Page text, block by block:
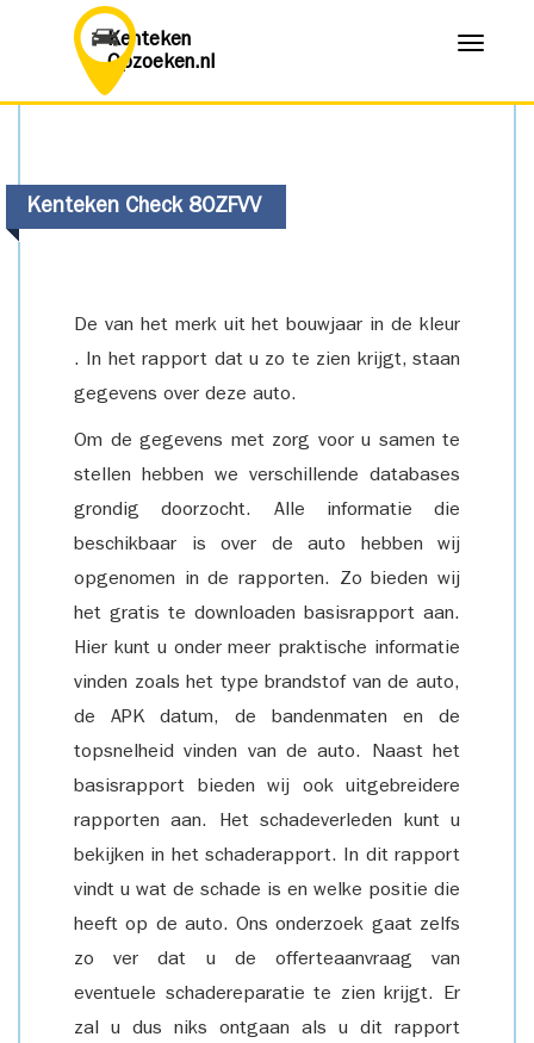
Kenteken
Opzoeken.nl
Menu
Kenteken Check 80ZFVV
De van het merk uit het bouwjaar in de kleur
. In het rapport dat u zo te zien krijgt, staan
gegevens over deze auto.
Om de gegevens met zorg voor u samen te
stellen hebben we verschillende databases
grondig doorzocht. Alle informatie die
beschikbaar is over de auto hebben wij
opgenomen in de rapporten. Zo bieden wij
het gratis te downloaden basisrapport aan.
Hier kunt u onder meer praktische informatie
vinden zoals het type brandstof van de auto,
de APK datum, de bandenmaten en de
topsnelheid vinden van de auto. Naast het
basisrapport bieden wij ook uitgebreidere
rapporten aan. Het schadeverleden kunt u
bekijken in het schaderapport. In dit rapport
vindt u wat de schade is en welke positie die
heeft op de auto. Ons onderzoek gaat zelfs
zo ver dat u de offerteaanvraag van
eventuele schadereparatie te zien krijgt. Er
zal u dus niks ontgaan als u dit rapport